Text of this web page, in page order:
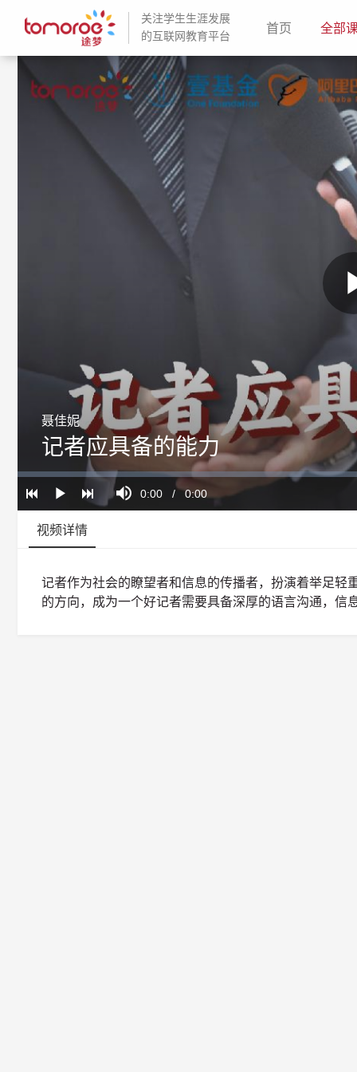
关注学生生涯发展
的互联网教育平台
首页(current)
全部
Play
Current
0:00 / Duration
0:00
Loaded:
0%
Progress:
0%
聂佳妮
记者应具备的能力
视频详情
记者作为社会的瞭望者和信息的传播者，扮演着举足
的方向，成为一个好记者需要具备深厚的语言沟通，信